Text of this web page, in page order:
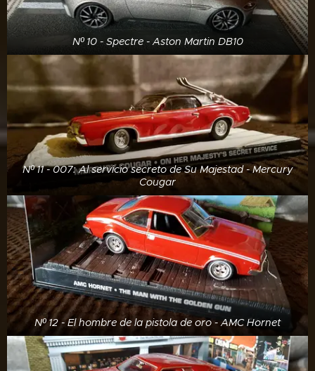
Nº 10 - Spectre - Aston Martin DB10
Nº 11 - 007: Al servicio secreto de Su Majestad - Mercury
Cougar
Nº 12 - El hombre de la pistola de oro - AMC Hornet